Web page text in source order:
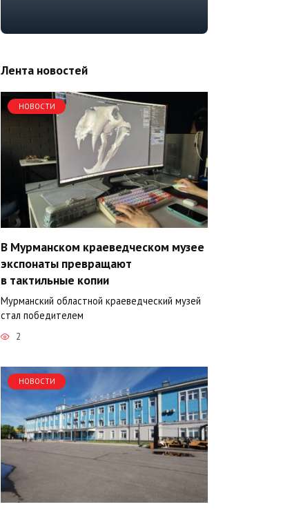
Лента новостей
НОВОСТИ
В Мурманском краеведческом музее
экспонаты превращают
в тактильные копии
Мурманский областной краеведческий музей
стал победителем
2
НОВОСТИ